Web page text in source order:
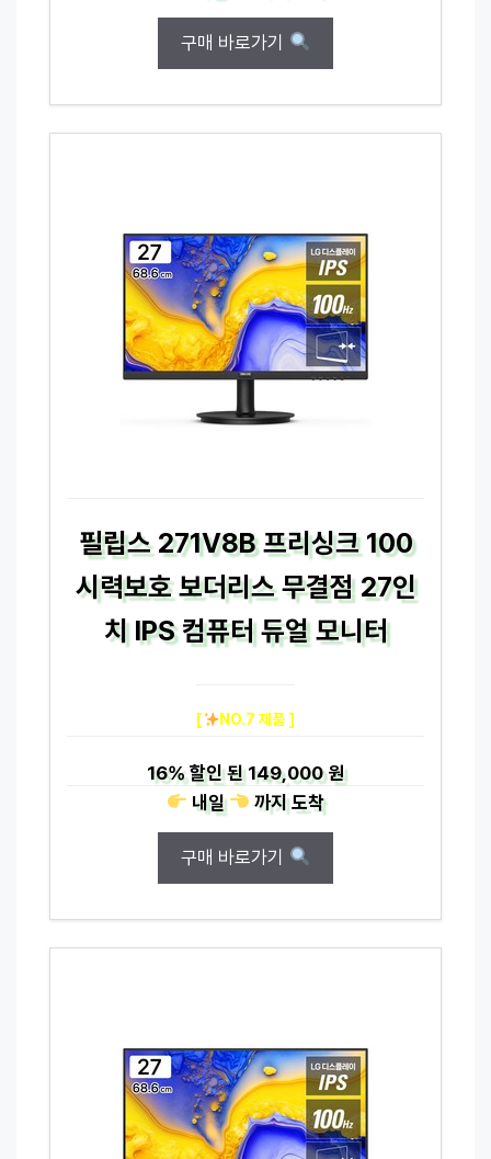
구매 바로가기
필립스 271V8B 프리싱크 100
시력보호 보더리스 무결점 27인
치 IPS 컴퓨터 듀얼 모니터
[ NO.7 제품 ]
16%할인 된149,000 원
내일
까지도착
구매 바로가기